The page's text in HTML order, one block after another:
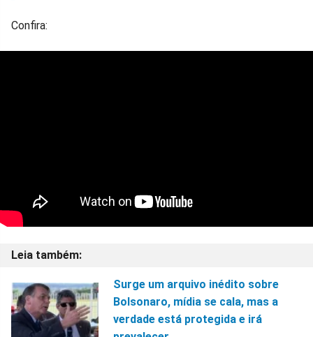
Confira:
Surge um arquivo inédito sobre
Bolsonaro, mídia se cala, mas a
verdade está protegida e irá